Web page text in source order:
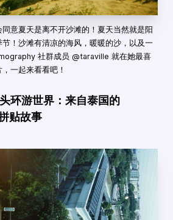
意夏天是离不开沙滩的！夏天当然就是阳
！沙滩有清凉的海风，暖暖的沙，以及一
社群成员 @taraville 就在她最喜
一起来看看吧！
环游世界：来自泰国的
贴故事